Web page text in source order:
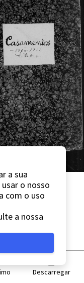
Descarregar
a sua
o nosso
com o uso
a nossa